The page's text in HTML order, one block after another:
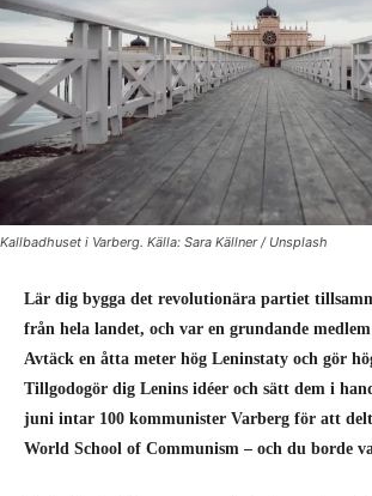
Kallbadhuset i Varberg. Källa: Sara Källner / Unsplash
Lär dig bygga det revolutionära partiet
från hela landet, och var en grundande
Avtäck en åtta meter hög Leninstaty och gör
Tillgodogör dig Lenins idéer och sätt dem i
juni intar 100 kommunister Varberg för att
World School of Communism – och du borde